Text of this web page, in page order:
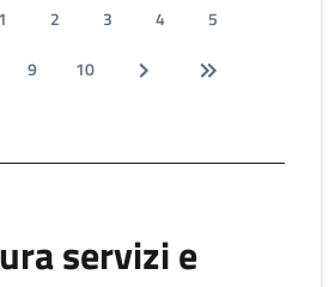
1 2 3 4
5
9 10
servizi e